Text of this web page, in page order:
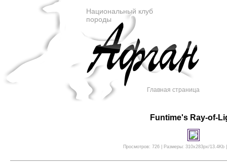
Национальный клуб
породы
Главная страница
Funtime's Ray-of-
Просмотров: 726 | Размеры: 310x283px/13.4Kb